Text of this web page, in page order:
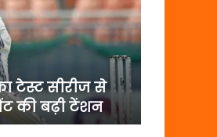
टेस्ट सीरीज से
की बढ़ी टेंशन